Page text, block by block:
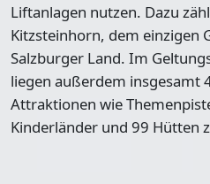
Liftanlagen nutzen. Dazu
Kitzsteinhorn, dem einzigen
Salzburger Land. Im
liegen außerdem insgesamt
Attraktionen wie
Kinderländer und 99 Hütten